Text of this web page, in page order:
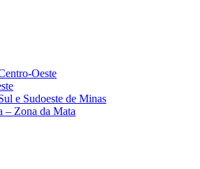
Oeste
e Sudoeste de Minas
– Zona da Mata